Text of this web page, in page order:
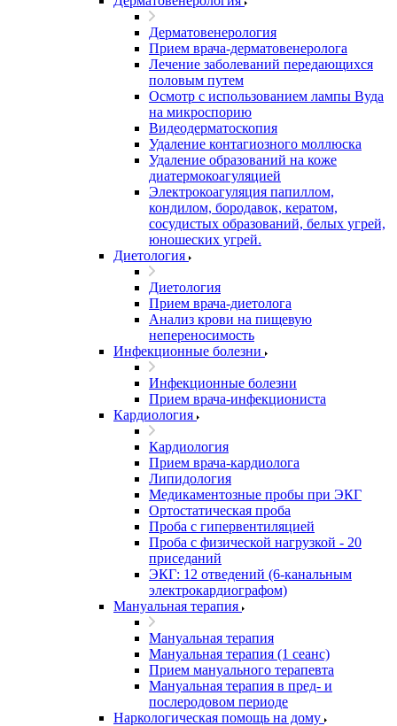
Дерматовенерология
Прием врача-дерматовенеролога
Лечение заболеваний передающихся
половым путем
Осмотр с использованием лампы Вуда
на микроспорию
Видеодерматоскопия
Удаление контагиозного моллюска
Удаление образований на коже
диатермокоагуляцией
Электрокоагуляция папиллом,
кондилом, бородавок, кератом,
сосудистых образований, белых угрей,
юношеских угрей.
Диетология
Диетология
Прием врача-диетолога
Анализ крови на пищевую
непереносимость
Инфекционные болезни
Инфекционные болезни
Прием врача-инфекциониста
Кардиология
Кардиология
Прием врача-кардиолога
Липидология
Медикаментозные пробы при ЭКГ
Ортостатическая проба
Проба с гипервентиляцией
Проба с физической нагрузкой - 20
приседаний
ЭКГ: 12 отведений (6-канальным
электрокардиографом)
Мануальная терапия
Мануальная терапия
Мануальная терапия (1 сеанс)
Прием мануального терапевта
Мануальная терапия в пред- и
послеродовом периоде
Наркологическая помощь на дому